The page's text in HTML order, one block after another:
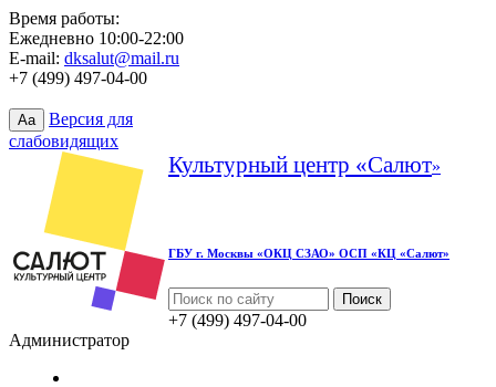
Время работы:
Ежедневно 10:00-22:00
E-mail: dksalut@mail.ru
+7 (499) 497-04-00
Aa
Версия для
слабовидящих
Культурный центр «Салют»
ГБУ г. Москвы «ОКЦ СЗАО» ОСП «КЦ «Салют»
+7 (499) 497-04-00
Администратор